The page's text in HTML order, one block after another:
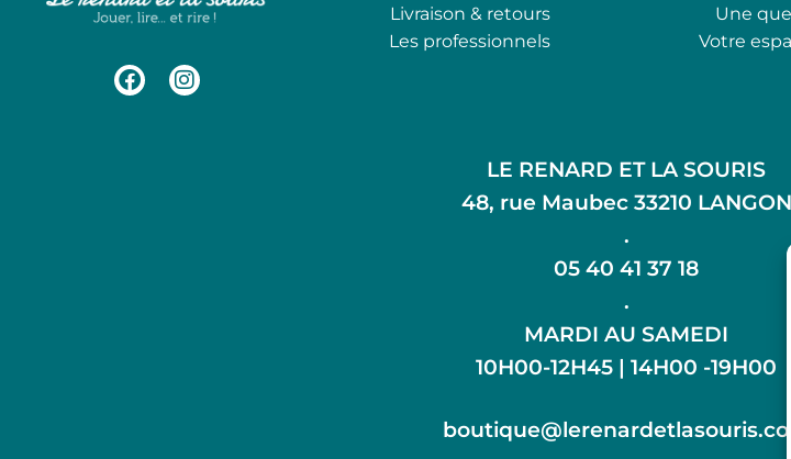
Livraison & retours
Les professionnels
Une
Votre
LE RENARD ET LA SOURIS
48, rue Maubec 33210 LANGON
.
05 40 41 37 18
.
MARDI AU SAMEDI
10H00-12H45 | 14H00 -19H00